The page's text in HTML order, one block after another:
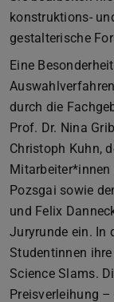
konstruktions-
gestalterische
Eine
durch die
Prof. Dr. Nina
Christoph Kuhn,
Pozsgai sowie
und Felix
Juryrunde ein. In
Studentinnen
Science Slams.
Preisverleihung –